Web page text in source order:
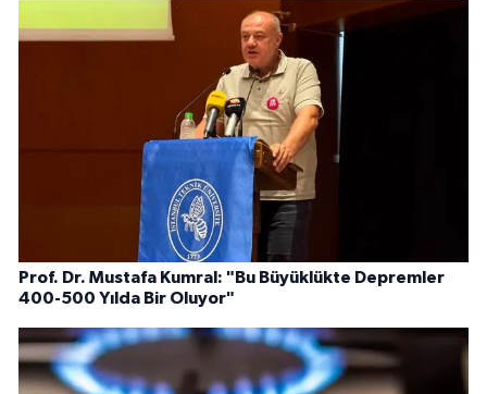
Prof. Dr. Mustafa Kumral: "Bu Büyüklükte Depremler
400-500 Yılda Bir Oluyor"